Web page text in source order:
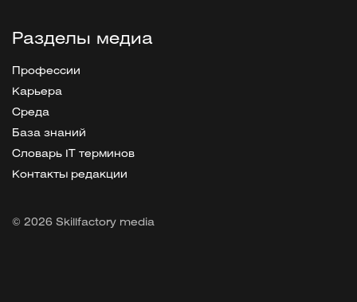
Разделы медиа
Профессии
Карьера
Среда
База знаний
Словарь IT терминов
Контакты редакции
© 2026 Skillfactory media